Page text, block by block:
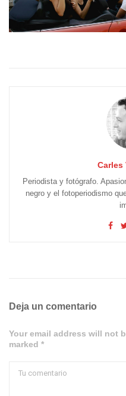
Carles
Periodista y fotógrafo.
negro y el fotoperiodismo
Deja un comentario
Your email address will not
marked *